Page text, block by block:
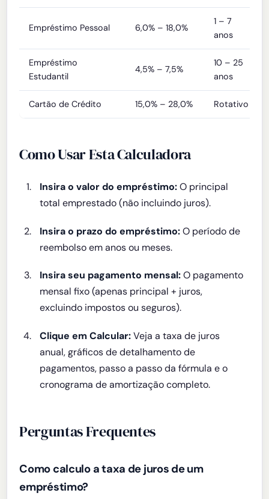
Empréstimo Pessoal 6,0% – 18,0%
1 – 7
anos
Empréstimo
Estudantil
4,5% – 7,5%
10 – 25
anos
Cartão de Crédito 15,0% – 28,0% Rotativo
Como Usar Esta Calculadora
Insira o valor do empréstimo:O principal
total emprestado (não incluindo juros).
Insira o prazo do empréstimo:O período de
reembolso em anos ou meses.
Insira seu pagamento mensal:O pagamento
mensal fixo (apenas principal + juros,
excluindo impostos ou seguros).
Clique em Calcular:Veja a taxa de juros
anual, gráficos de detalhamento de
pagamentos, passo a passo da fórmula e o
cronograma de amortização completo.
Perguntas Frequentes
Como calculo a taxa de juros de um
empréstimo?